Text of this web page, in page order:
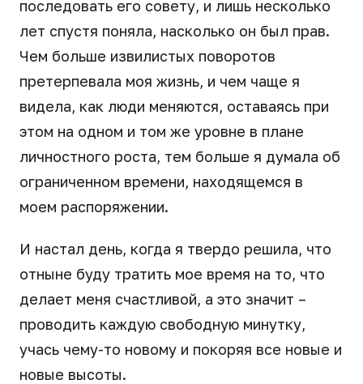
последовать его совету, и лишь несколько
лет спустя поняла, насколько он был прав.
Чем больше извилистых поворотов
претерпевала моя жизнь, и чем чаще я
видела, как люди меняются, оставаясь при
этом на одном и том же уровне в плане
личностного роста, тем больше я думала об
ограниченном времени, находящемся в
моем распоряжении.
И настал день, когда я твердо решила, что
отныне буду тратить мое время на то, что
делает меня счастливой, а это значит –
проводить каждую свободную минутку,
учась чему-то новому и покоряя все новые и
новые высоты.